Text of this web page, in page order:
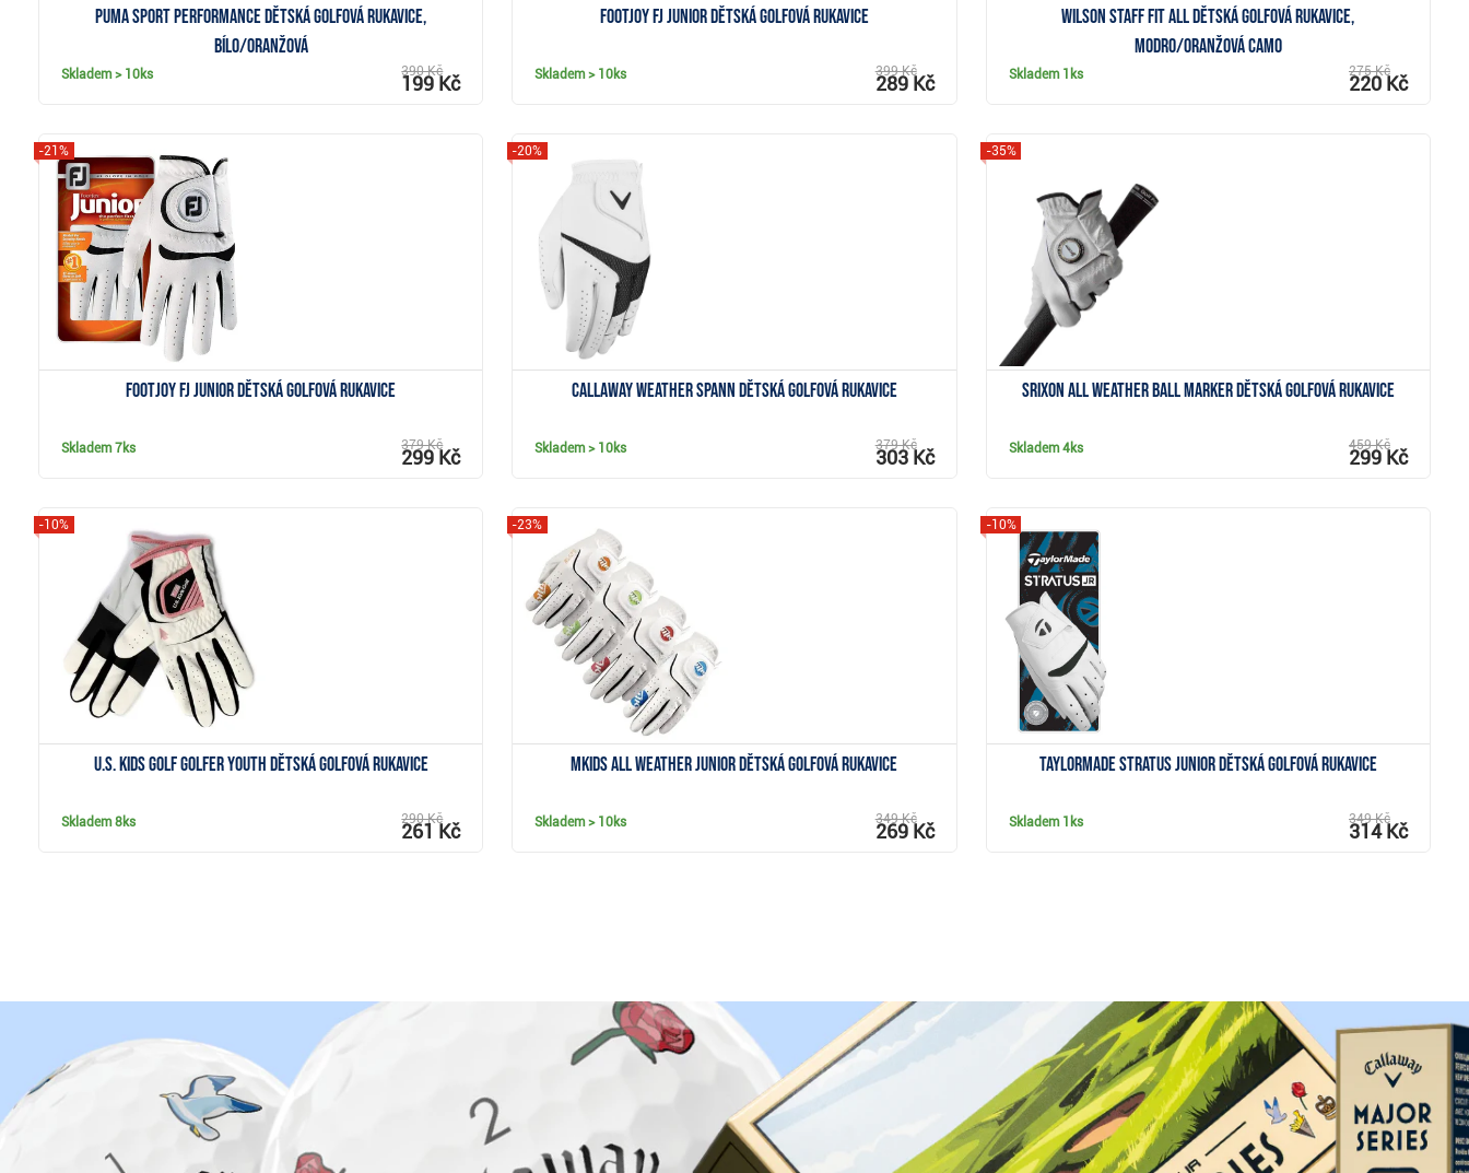
Puma Sport Performance dětská golfová rukavice,
bílo/oranžová
Skladem> 10ks 390 Kč
199 Kč
FootJoy FJ Junior dětská golfová rukavice
Skladem> 10ks 399 Kč
289 Kč
Wilson Staff Fit All dětská golfová rukavice,
modro/oranžová camo
Skladem 1ks 275 Kč
220 Kč
Footjoy FJ Junior dětská golfová rukavice
-21%
Skladem7ks 379 Kč
299 Kč
Callaway Weather Spann dětská golfová rukavice
-20%
Skladem> 10ks 379 Kč
303 Kč
Srixon All Weather Ball Marker dětská golfová rukavice
-35%
Skladem4ks 459 Kč
299 Kč
U.S. Kids Golf Golfer Youth dětská golfová rukavice
-10%
Skladem8ks 290 Kč
261 Kč
MKids All Weather Junior dětská golfová rukavice
-23%
Skladem> 10ks 349 Kč
269 Kč
TaylorMade Stratus Junior dětská golfová rukavice
-10%
Skladem 1ks 349 Kč
314 Kč
Proč nakoupit u Golf pro všechny.cz?